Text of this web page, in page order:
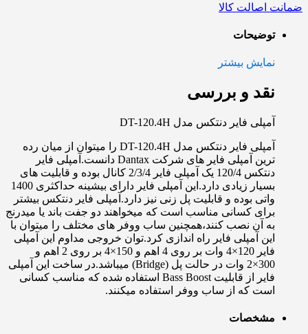
ضمانت اصالت کالا
توضیحات
نمایش بیشتر
نقد و بررسی
آمپلی فایر دنتکس مدل DT-120.4H
آمپلی فایر دنتکس مدل DT-120.4H را میتوان از میان رده
ترین آمپلی فایر های شرکت Dantax دانست.آمپلی فایر
دنتکس 120/4 یک آمپلی فایر 2/3/4 کانال بوده و قابلیت های
بسیار زیادی دارد.این آمپلی فایر دارای بیشینه حداکثری 1400
واتی بوده و قابلیت پل زنی نیز دارد.آمپلی فایر دنتکس بیشتر
برای کسانی مناسب است که میخواهند دو جفت باند یا میدرنج
به آن نصب کنند،همچنین ساب ووفر های مختلف را میتوان با
این آمپلی فایر راه اندازی کرد.توان خروجی مداوم این آمپلی
فایر 120×4 وات بر روی 4 اهم و 150×4 بر روی 2 اهم و
300×2 وات در حالت پل (Bridge) میباشد.در ساخت این آمپلی
فایر از قابلیت Bass Boost استفاده شده که مناسب کسانی
است که از ساب ووفر استفاده میکنند.
مشخصات